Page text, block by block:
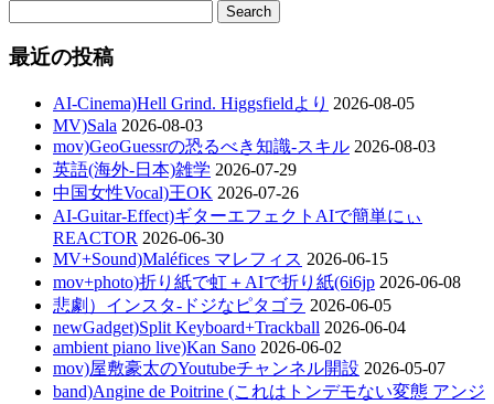
最近の投稿
AI-Cinema)Hell Grind. Higgsfieldより 2026-08-05
MV)Sala 2026-08-03
mov)GeoGuessrの恐るべき知識-スキル 2026-08-03
英語(海外-日本)雑学 2026-07-29
中国女性Vocal)王OK 2026-07-26
AI-Guitar-Effect)ギターエフェクトAIで簡単にぃ
REACTOR 2026-06-30
MV+Sound)Maléfices マレフィス 2026-06-15
mov+photo)折り紙で虹＋AIで折り紙(6i6jp 2026-06-08
悲劇）インスタ-ドジなピタゴラ 2026-06-05
newGadget)Split Keyboard+Trackball 2026-06-04
ambient piano live)Kan Sano 2026-06-02
mov)屋敷豪太のYoutubeチャンネル開設 2026-05-07
band)Angine de Poitrine (これはトンデモない変態 アンジ